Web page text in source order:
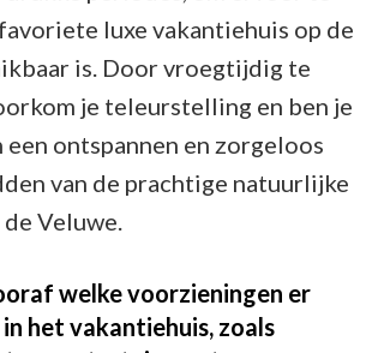
luxe vakantiehuis op de
is. Door vroegtijdig te
je teleurstelling en ben je
een ontspannen en zorgeloos
van de prachtige natuurlijke
Veluwe.
welke voorzieningen er
het vakantiehuis, zoals